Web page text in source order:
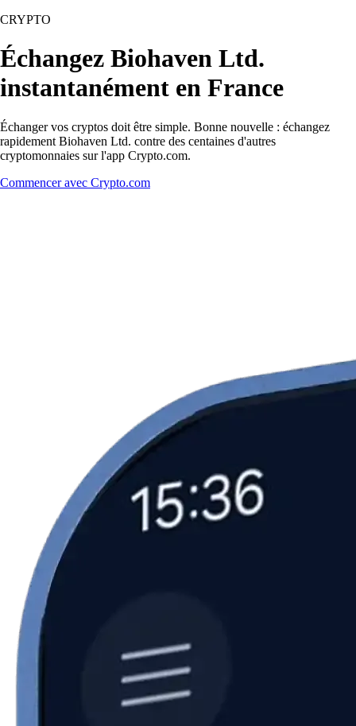
CRYPTO
Échangez Biohaven Ltd.
instantanément en France
Échanger vos cryptos doit être simple. Bonne nouvelle : échangez
rapidement Biohaven Ltd. contre des centaines d'autres
cryptomonnaies sur l'app Crypto.com.
Commencer avec Crypto.com